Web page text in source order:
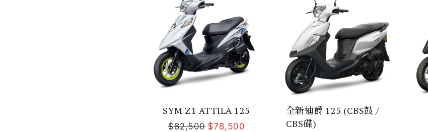
SYM Z1 ATTILA 125
$82,500 $78,500
全新迪爵 125 (CBS鼓 /
CBS碟)